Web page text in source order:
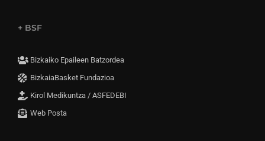
+ BSF
Bizkaiko Epaileen Batzordea
BizkaiaBasket Fundazioa
Kirol Medikuntza / ASFEDEBI
Web Posta